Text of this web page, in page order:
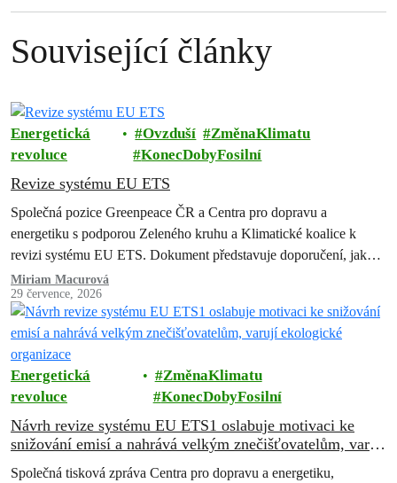
Související články
Energetická
revoluce
Ovzduší
ZměnaKlimatu
KonecDobyFosilní
Revize systému EU ETS
Společná pozice Greenpeace ČR a Centra pro dopravu a
energetiku s podporou Zeleného kruhu a Klimatické koalice k
revizi systému EU ETS. Dokument představuje doporučení, jak
zachovat a posílit systém…
Miriam Macurová
29 července, 2026
Energetická
revoluce
ZměnaKlimatu
KonecDobyFosilní
Návrh revize systému EU ETS1 oslabuje motivaci ke
snižování emisí a nahrává velkým znečišťovatelům, varují
ekologické organizace
Společná tisková zpráva Centra pro dopravu a energetiku,